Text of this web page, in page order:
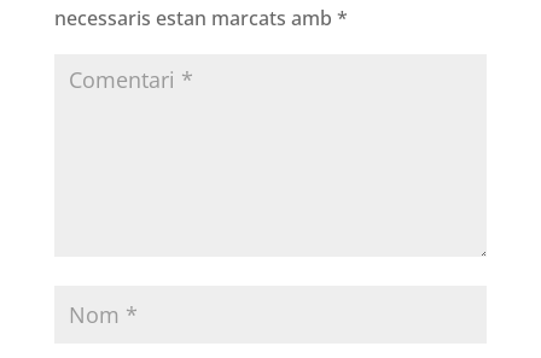
necessaris estan marcats amb *